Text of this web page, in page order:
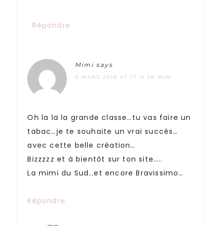
Répondre
Mimi says
9 MARS 2018 AT 17 H 28 MIN
Oh la la la grande classe…tu vas faire un
tabac…je te souhaite un vrai succès…
avec cette belle création…
Bizzzzz et à bientôt sur ton site…..
La mimi du Sud…et encore Bravissimo…
Répondre